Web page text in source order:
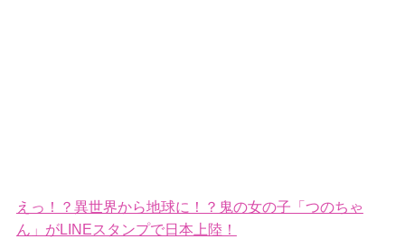
えっ！？異世界から地球に！？鬼の女の子「つのちゃ
ん」がLINEスタンプで日本上陸！